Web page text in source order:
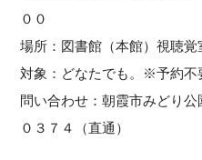
００
場所：図書館（本館）視聴覚
対象：どなたでも。※予約不
問い合わせ：朝霞市みどり
０３７４（直通）